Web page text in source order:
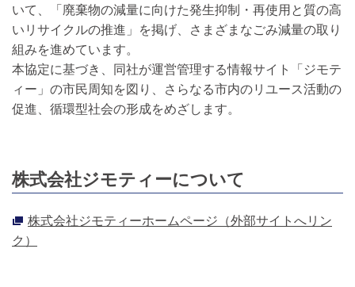
いて、「廃棄物の減量に向けた発生抑制・再使用と質の高
いリサイクルの推進」を掲げ、さまざまなごみ減量の取り
組みを進めています。
本協定に基づき、同社が運営管理する情報サイト「ジモテ
ィー」の市民周知を図り、さらなる市内のリユース活動の
促進、循環型社会の形成をめざします。
株式会社ジモティーについて
株式会社ジモティーホームページ（外部サイトへリン
ク）